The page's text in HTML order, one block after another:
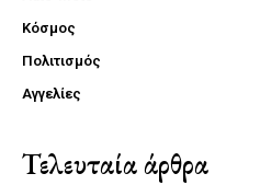
Κόσμος
Πολιτισμός
Αγγελίες
Τελευταία άρθρα